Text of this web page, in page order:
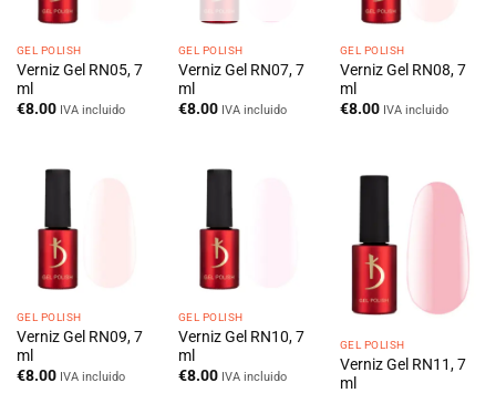
GEL POLISH
Verniz Gel RN05, 7
ml
€8.00 IVA incluido
GEL POLISH
Verniz Gel RN07, 7
ml
€8.00 IVA incluido
GEL POLISH
Verniz Gel RN08, 7
ml
€8.00 IVA incluido
GEL POLISH
Verniz Gel RN09, 7
ml
€8.00 IVA incluido
GEL POLISH
Verniz Gel RN10, 7
ml
€8.00 IVA incluido
GEL POLISH
Verniz Gel RN11, 7
ml